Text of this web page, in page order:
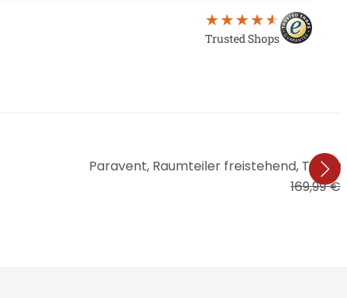
Trusted Shops
Paravent, Raumteiler freistehend,
169,99 €